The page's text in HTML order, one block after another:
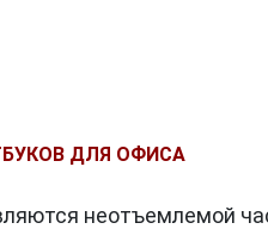
ДЛЯ ОФИСА
неотъемлемой